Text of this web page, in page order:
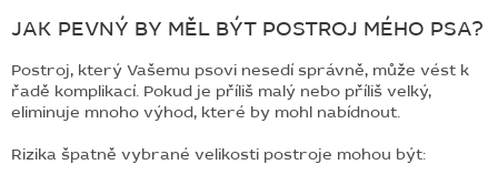
JAK PEVNÝ BY MĚL BÝT POSTROJ MÉHO PSA?
Postroj, který Vašemu psovi nesedí správně, může vést k
řadě komplikací. Pokud je příliš malý nebo příliš velký,
eliminuje mnoho výhod, které by mohl nabídnout.
Rizika špatně vybrané velikosti postroje mohou být: